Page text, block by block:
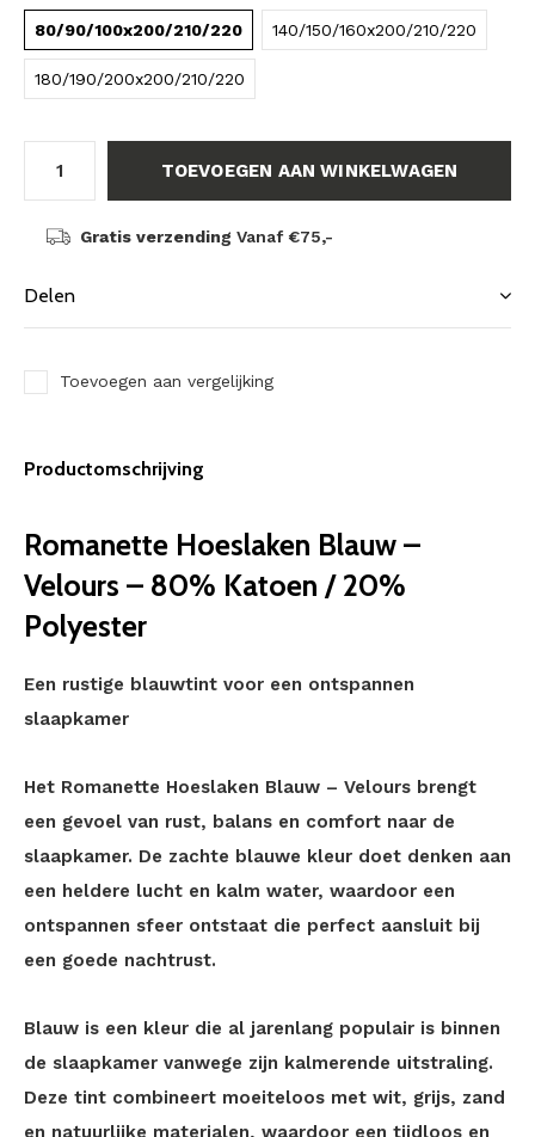
80/90/100x200/210/220 140/150/160x200/210/220
180/190/200x200/210/220
TOEVOEGEN AAN WINKELWAGEN
Gratis verzending Vanaf €75,-
Delen
Toevoegen aan vergelijking
Productomschrijving
Romanette Hoeslaken Blauw –
Velours – 80% Katoen / 20%
Polyester
Een rustige blauwtint voor een ontspannen
slaapkamer
Het Romanette Hoeslaken Blauw – Velours brengt
een gevoel van rust, balans en comfort naar de
slaapkamer. De zachte blauwe kleur doet denken aan
een heldere lucht en kalm water, waardoor een
ontspannen sfeer ontstaat die perfect aansluit bij
een goede nachtrust.
Blauw is een kleur die al jarenlang populair is binnen
de slaapkamer vanwege zijn kalmerende uitstraling.
Deze tint combineert moeiteloos met wit, grijs, zand
en natuurlijke materialen, waardoor een tijdloos en